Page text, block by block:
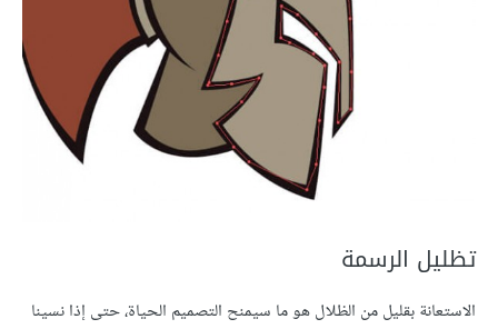
تظليل الرسمة
الاستعانة بقليل من الظلال هو ما سيمنح التصميم الحياة، حتى إذا نسينا